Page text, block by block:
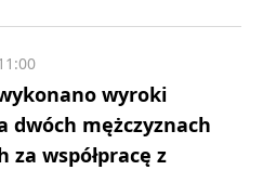
wyroki
dwóch mężczyznach
za współpracę z